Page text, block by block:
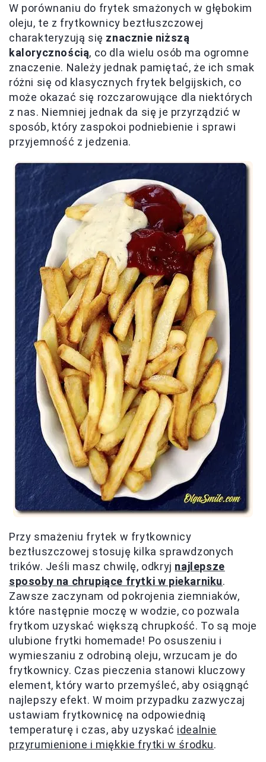
W porównaniu do frytek smażonych w głębokim
oleju, te z frytkownicy beztłuszczowej
charakteryzują się znacznie niższą
kalorycznością, co dla wielu osób ma ogromne
znaczenie. Należy jednak pamiętać, że ich smak
różni się od klasycznych frytek belgijskich, co
może okazać się rozczarowujące dla niektórych
z nas. Niemniej jednak da się je przyrządzić w
sposób, który zaspokoi podniebienie i sprawi
przyjemność z jedzenia.
Przy smażeniu frytek w frytkownicy
beztłuszczowej stosuję kilka sprawdzonych
trików. Jeśli masz chwilę, odkryj najlepsze
sposoby na chrupiące frytki w piekarniku.
Zawsze zaczynam od pokrojenia ziemniaków,
które następnie moczę w wodzie, co pozwala
frytkom uzyskać większą chrupkość. To są moje
ulubione frytki homemade! Po osuszeniu i
wymieszaniu z odrobiną oleju, wrzucam je do
frytkownicy. Czas pieczenia stanowi kluczowy
element, który warto przemyśleć, aby osiągnąć
najlepszy efekt. W moim przypadku zazwyczaj
ustawiam frytkownicę na odpowiednią
temperaturę i czas, aby uzyskać idealnie
przyrumienione i miękkie frytki w środku.